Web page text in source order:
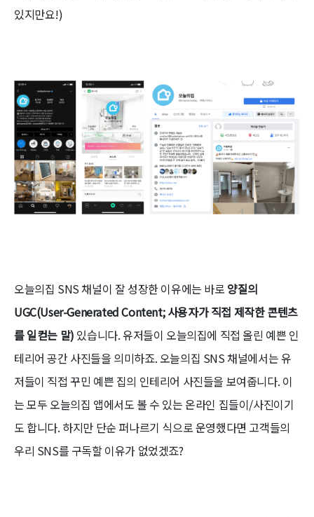
있지만요!)
오늘의집 SNS 채널이 잘 성장한 이유에는 바로 양질의
UGC(User-Generated Content; 사용자가 직접 제작한 콘텐츠
를 일컫는 말) 있습니다. 유저들이 오늘의집에 직접 올린 예쁜 인
테리어 공간 사진들을 의미하죠. 오늘의집 SNS 채널에서는 유
저들이 직접 꾸민 예쁜 집의 인테리어 사진들을 보여줍니다. 이
는 모두 오늘의집 앱에서도 볼 수 있는 온라인 집들이/사진이기
도 합니다. 하지만 단순 퍼나르기 식으로 운영했다면 고객들의
우리 SNS를 구독할 이유가 없었겠죠?